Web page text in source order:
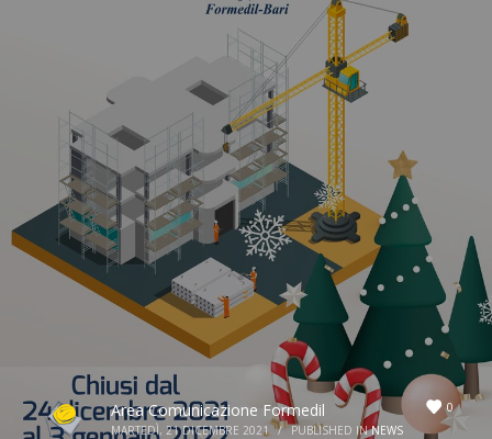
0
Area Comunicazione Formedil
MARTEDÌ, 21 DICEMBRE 2021 / PUBLISHED INNEWS